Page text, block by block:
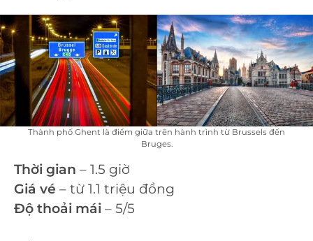
Thành phố Ghent là điểm giữa trên hành trình từ Brussels đến
Bruges.
Thời gian – 1.5 giờ
Giá vé – từ 1.1 triệu đồng
Độ thoải mái – 5/5